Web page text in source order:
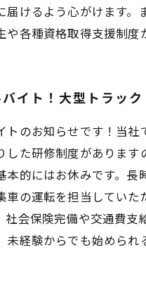
届けるよう心がけます
各種資格取得支援制度
イト！大型トラッ
トのお知らせです！当
た研修制度がありま
的にはお休みです。
車の運転を担当してい
社会保険完備や交通費
経験からでも始められ